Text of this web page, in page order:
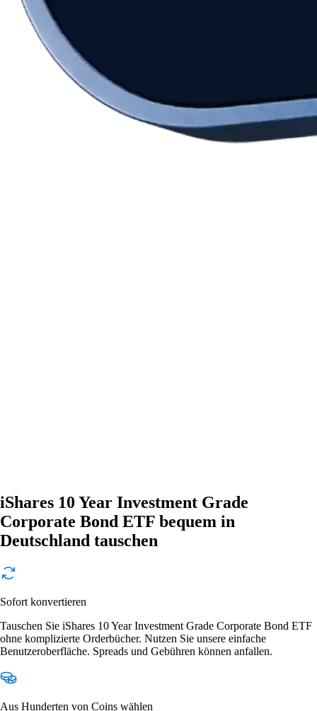
iShares 10 Year Investment Grade
Corporate Bond ETF bequem in
Deutschland tauschen
Sofort konvertieren
Tauschen Sie iShares 10 Year Investment Grade Corporate Bond ETF
ohne komplizierte Orderbücher. Nutzen Sie unsere einfache
Benutzeroberfläche. Spreads und Gebühren können anfallen.
Aus Hunderten von Coins wählen